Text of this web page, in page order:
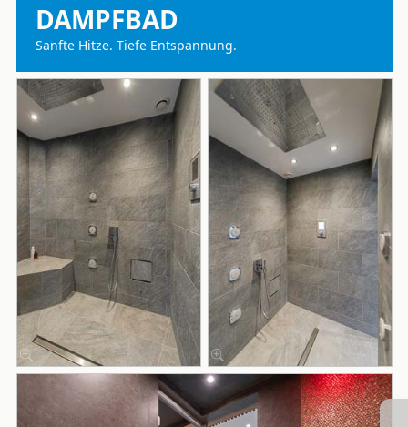
DAMPFBAD
Sanfte Hitze. Tiefe Entspannung.